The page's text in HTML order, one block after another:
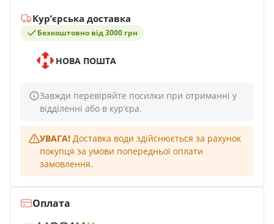
Кур’єрська доставка
Безкоштовно від 3000 грн
НОВА ПОШТА
Завжди перевіряйте посилки при отриманні у
відділенні або в кур’єра.
УВАГА! Доставка води здійснюється за рахунок
покупця за умови попередньої оплати
замовлення.
Оплата